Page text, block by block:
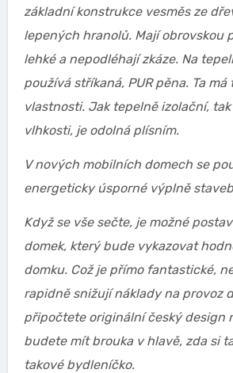
základní konstrukce vesměs ze
lepených hranolů. Mají obrovskou
lehké a nepodléhají zkáze. Na
používá stříkaná, PUR pěna. Ta má
vlastnosti. Jak tepelně izolační,
vlhkosti, je odolná plísním.
V nových mobilních domech se
energeticky úsporné výplně
Když se vše sečte, je možné
domek, který bude vykazovat
domku. Což je přímo fantastické,
rapidně snižují náklady na provoz
připočtete originální český design
budete mít brouka v hlavě, zda si
takové bydleníčko.